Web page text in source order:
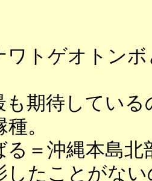
ワトゲオトン
も期待してい
。
る＝沖縄本島
したことがな